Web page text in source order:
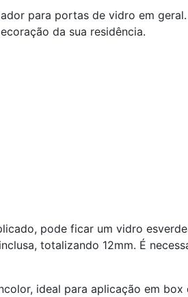
para portas de vidro em
da sua residência.
pode ficar um vidro
totalizando 12mm. É
ideal para aplicação em box